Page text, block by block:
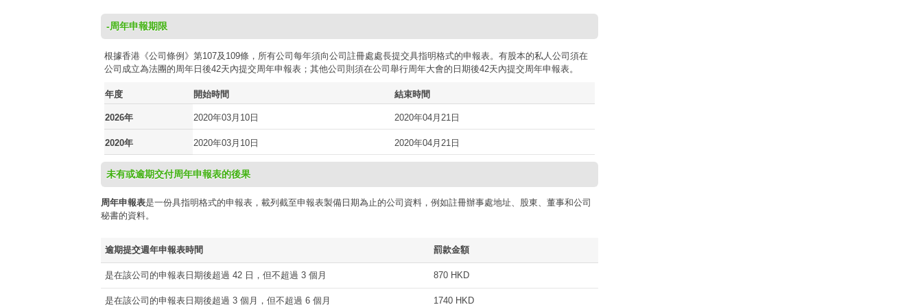
-周年申報期限
根據香港《公司條例》第107及109條，所有公司每年須向公司註冊處處長提交具指明格式的申報表。有股本的私人公司須在
公司成立為法團的周年日後42天內提交周年申報表；其他公司則須在公司舉行周年大會的日期後42天內提交周年申報表。
年度 開始時間 結束時間
2026年 2020年03月10日 2020年04月21日
2020年 2020年03月10日 2020年04月21日
未有或逾期交付周年申報表的後果
周年申報表是一份具指明格式的申報表，載列截至申報表製備日期為止的公司資料，例如註冊辦事處地址、股東、董事和公司
秘書的資料。
逾期提交週年申報表時間 罰款金額
是在該公司的申報表日期後超過 42 日，但不超過 3 個月 870 HKD
是在該公司的申報表日期後超過 3 個月，但不超過 6 個月 1740 HKD